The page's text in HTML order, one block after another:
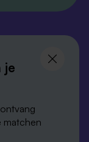
je
matchen